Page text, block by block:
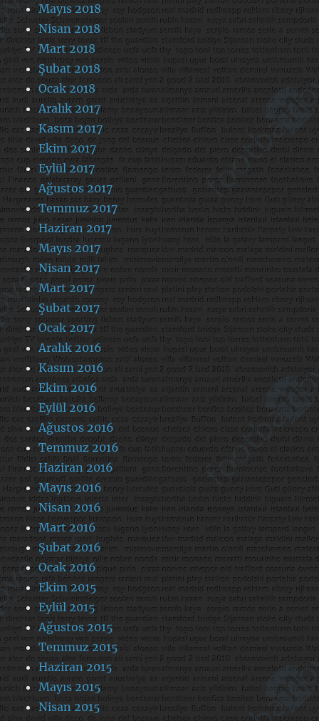
Mayıs 2018
Nisan 2018
Mart 2018
Şubat 2018
Ocak 2018
Aralık 2017
Kasım 2017
Ekim 2017
Eylül 2017
Ağustos 2017
Temmuz 2017
Haziran 2017
Mayıs 2017
Nisan 2017
Mart 2017
Şubat 2017
Ocak 2017
Aralık 2016
Kasım 2016
Ekim 2016
Eylül 2016
Ağustos 2016
Temmuz 2016
Haziran 2016
Mayıs 2016
Nisan 2016
Mart 2016
Şubat 2016
Ocak 2016
Ekim 2015
Eylül 2015
Ağustos 2015
Temmuz 2015
Haziran 2015
Mayıs 2015
Nisan 2015